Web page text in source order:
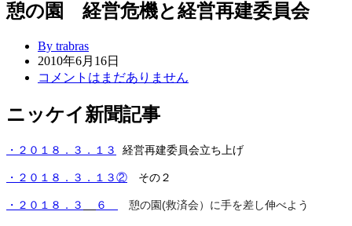
憩の園 経営危機と経営再建委員会
By trabras
2010年6月16日
コメントはまだありません
ニッケイ新聞記事
・２０１８．３．１３ 経営再建委員会立ち上げ
・２０１８．３．１３② その２
・２０１８．３ ６ 憩の園(救済会）に手を差し伸べよう